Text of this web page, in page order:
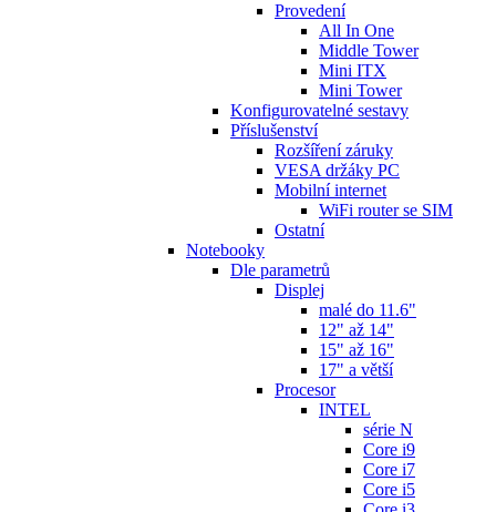
Provedení
All In One
Middle Tower
Mini ITX
Mini Tower
Konfigurovatelné sestavy
Příslušenství
Rozšíření záruky
VESA držáky PC
Mobilní internet
WiFi router se SIM
Ostatní
Notebooky
Dle parametrů
Displej
malé do 11.6"
12" až 14"
15" až 16"
17" a větší
Procesor
INTEL
série N
Core i9
Core i7
Core i5